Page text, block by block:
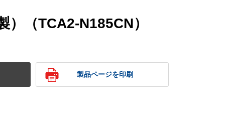
）（TCA2-N185CN）
製品ページを印刷